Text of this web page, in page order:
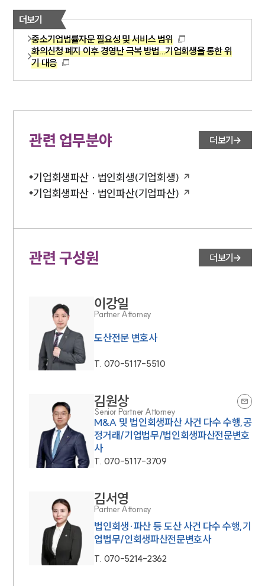
더보기
중소기업법률자문 필요성 및 서비스 범위
화의신청 폐지 이후 경영난 극복 방법...기업회생을 통한 위
기 대응
관련 업무분야 더보기
기업회생파산 · 법인회생(기업회생)
기업회생파산 · 법인파산(기업파산)
관련 구성원 더보기
이강일
Partner Attorney
도산전문 변호사
T. 070-5117-5510
김원상
Senior Partner Attorney
M&A 및 법인회생파산 사건 다수 수행,공
정거래/기업법무/법인회생파산전문변호
사
T. 070-5117-3709
김서영
Partner Attorney
법인회생·파산 등 도산 사건 다수 수행,기
업법무/인회생파산전문변호사
T. 070-5214-2362